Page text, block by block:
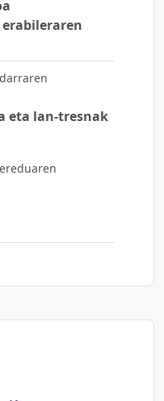
eta lan-tresnak